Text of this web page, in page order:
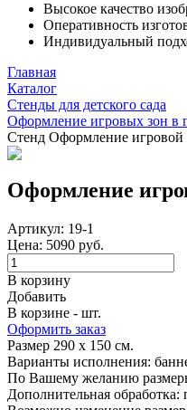
Высокое качество
Оперативность
Индивидуальный
Главная
Каталог
Стенды для детского сада
Оформление игровых зон в
Стенд Оформление
Оформление
Артикул: 19-1
Цена: 5090 руб.
В корзину
Добавить
В корзине - шт.
Оформить заказ
Размер 290 х 150 см.
Варианты исполнения:
По Вашему желанию
Дополнительная обработка: